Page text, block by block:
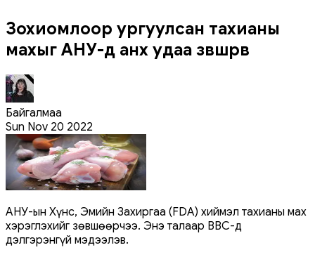
Зохиомлоор ургуулсан тахианы
махыг АНУ-д анх удаа зөвшөөрөв
Байгалмаа
Sun Nov 20 2022
АНУ-ын Хүнс, Эмийн Захиргаа (FDA) хиймэл тахианы мах
хэрэглэхийг зөвшөөрчээ. Энэ талаар BBC-д
дэлгэрэнгүй мэдээлэв.